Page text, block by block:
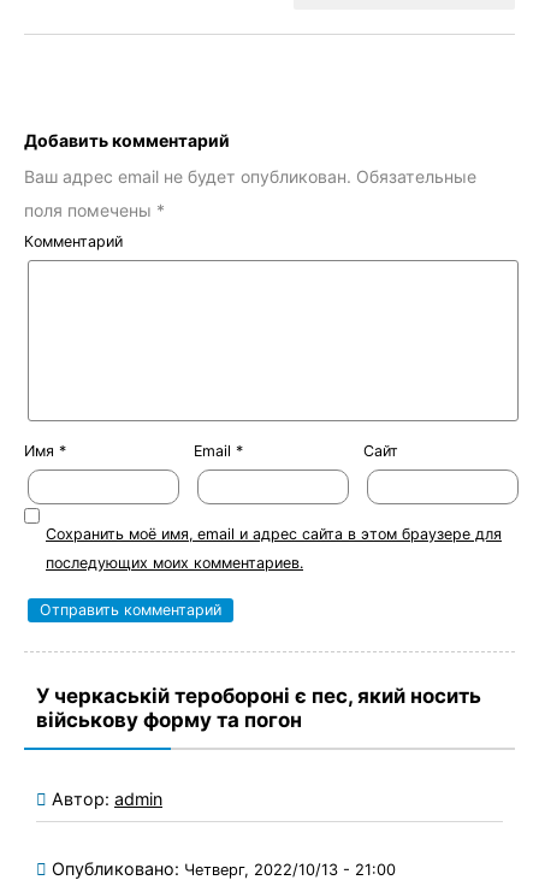
Добавить комментарий
Ваш адрес email не будет опубликован. Обязательные
поля помечены *
Комментарий
Имя * Email * Сайт
Сохранить моё имя, email и адрес сайта в этом браузере для
последующих моих комментариев.
У черкаській теробороні є пес, який носить
військову форму та погон
Автор: admin
Опубликовано: Четверг, 2022/10/13 - 21:00